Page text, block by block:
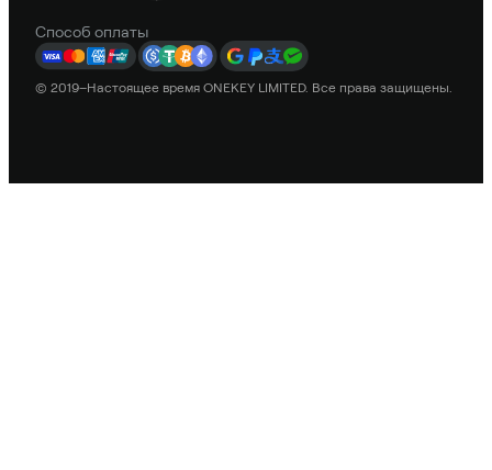
Способ оплаты
© 2019–Настоящее время ONEKEY LIMITED. Все права защищены.